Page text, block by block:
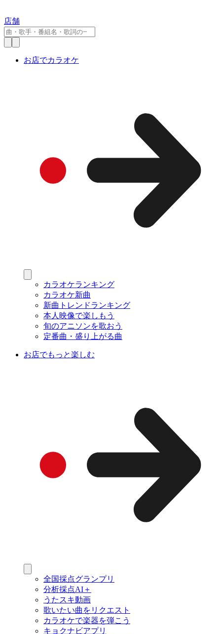
店舗
お店でカラオケ
カラオケランキング
カラオケ新曲
新曲トレンドランキング
本人映像で楽しもう
旬のアニソンを歌おう
定番曲・盛り上がる曲
お店でもっと楽しむ
全国採点グランプリ
分析採点AI＋
うたスキ動画
歌いたい曲をリクエスト
カラオケで楽器を弾こう
キョクナビアプリ